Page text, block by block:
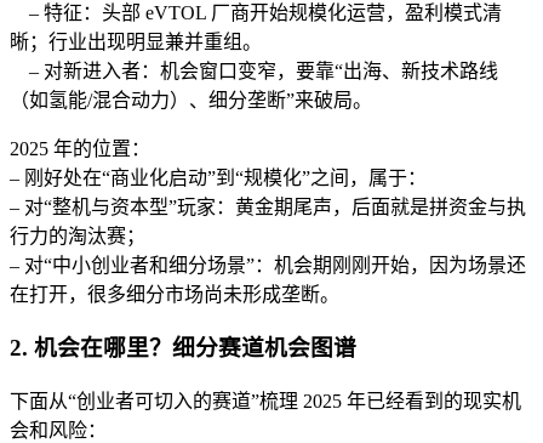
– 特征：头部 eVTOL 厂商开始规模化运营，盈利模式清
晰；行业出现明显兼并重组。
– 对新进入者：机会窗口变窄，要靠“出海、新技术路线
（如氢能/混合动力）、细分垄断”来破局。
2025 年的位置：
– 刚好处在“商业化启动”到“规模化”之间，属于：
– 对“整机与资本型”玩家：黄金期尾声，后面就是拼资金与执
行力的淘汰赛；
– 对“中小创业者和细分场景”：机会期刚刚开始，因为场景还
在打开，很多细分市场尚未形成垄断。
2. 机会在哪里？细分赛道机会图谱
下面从“创业者可切入的赛道”梳理 2025 年已经看到的现实机
会和风险：